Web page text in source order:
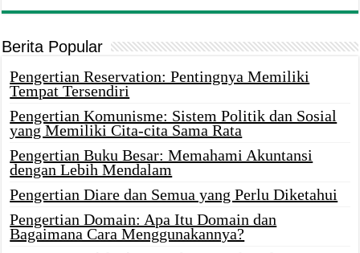
Berita Popular
Pengertian Reservation: Pentingnya Memiliki
Tempat Tersendiri
Pengertian Komunisme: Sistem Politik dan Sosial
yang Memiliki Cita-cita Sama Rata
Pengertian Buku Besar: Memahami Akuntansi
dengan Lebih Mendalam
Pengertian Diare dan Semua yang Perlu Diketahui
Pengertian Domain: Apa Itu Domain dan
Bagaimana Cara Menggunakannya?